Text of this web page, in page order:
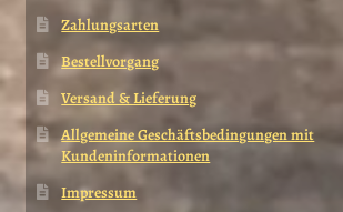
Zahlungsarten
Bestellvorgang
Versand & Lieferung
Allgemeine Geschäftsbedingungen mit
Kundeninformationen
Impressum